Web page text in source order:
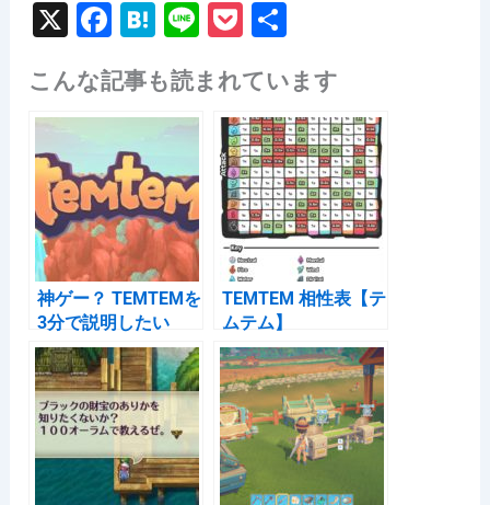
X
F
c
e
b
o
o
k
H
e
n
a
Li
e
P
c
k
et
こんな記事も読まれています
神ゲー？ TEMTEMを
3分で説明したい
【偽ポケモン】
TEMTEM 相性表【テ
ムテム】